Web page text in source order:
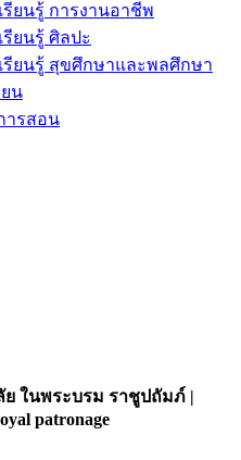
รียนรู้ การงานอาชีพ
ยนรู้ ศิลปะ
รียนรู้ สุขศึกษาและพลศึกษา
น
ารสอน
ย ในพระบรม ราชูปถัมภ์ |
patronage